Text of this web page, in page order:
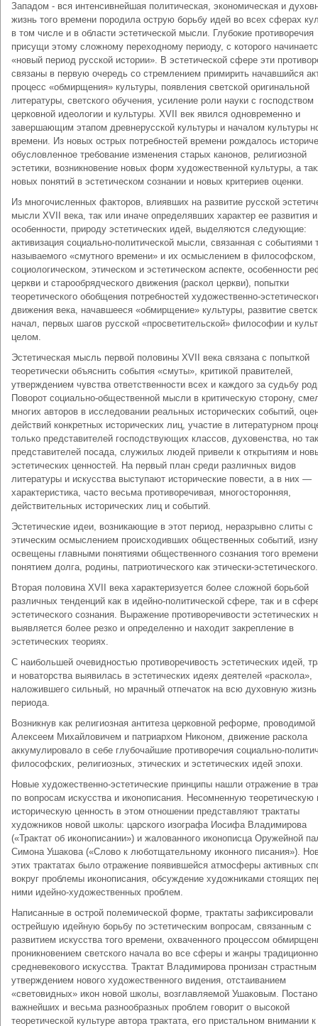
Западом - вся интенсивнейшая политическая, экономическая и
жизнь того времени породила острую борьбу идей во всех сферах
в том числе и в области эстетической мысли. Глубокие противоречия
присущи этому сложному переходному периоду, с которого
«новый период русской истории». В эстетической сфере эти
связаны в первую очередь со стремлением примирить начавшийся
процесс «обмирщения» культуры, появления светской оригинальной
литературы, светского обучения, усиление роли науки с господством
церковной идеологии и культуры. XVII век явился одновременно и
завершающим этапом древнерусской культуры и началом культуры
времени. Из новых острых потребностей времени рождалось
обусловленное требование изменения старых канонов, религиозной
эстетики, возникновение новых форм художественной культуры, а
новых понятий в эстетическом сознании и новых критериев оценки.
Из многочисленных факторов, влиявших на развитие русской
мысли XVII века, так или иначе определявших характер ее развития и
особен­ности, природу эстетических идей, выделяются следующие:
активизация социально-политической мысли, связанная с событиями
называемого «смутного времени» и их осмыслением в философском,
социологическом, этическом и эстетическом аспекте, особенности
церкви и старообрядческого движения (раскол церкви), попытки
теоретического обобщения потребностей художественно-
движения века, начавшееся «обмирщение» культуры, развитие
начал, первых шагов русской «просветительской» философии и
целом.
Эстетическая мысль первой половины XVII века связана с попыткой
теоретически объяснить события «смуты», критикой правителей,
утверждением чувства ответственности всех и каждого за судьбу
Поворот социально-общественной мысли в критическую сторону,
многих авторов в исследовании реальных исторических событий,
действий конкретных исторических лиц, участие в литературном
только представителей господствующих классов, духовенства, но
представителей посада, служилых людей привели к открытиям и
эстетических ценностей. На первый план среди различных видов
литературы и искусства выступают исто­рические повести, а в них —
характеристика, часто весьма противоречивая, многосторонняя,
действительных исторических лиц и событий.
Эстетические идеи, возникающие в этот период, неразрывно слиты с
этическим осмыслением происходивших общественных событий,
освещены главными понятиями общественного сознания того
понятием долга, родины, патриотического как этически-эстетического.
Вторая половина XVII века характеризуется более сложной борьбой
различных тенденций как в идейно-политической сфере, так и в
эстетического сознания. Выражение противоречивости эстетических
выявляется более резко и определенно и находит закрепление в
эстетических теориях.
С наибольшей очевидностью противоречивость эстетических идей,
и новаторства выявилась в эстетических идеях деятелей «раскола»,
наложившего сильный, но мрачный отпечаток на всю духовную жизнь
периода.
Возникнув как религиозная антитеза церковной реформе,
Алексеем Михайловичем и патриархом Никоном, движение раскола
аккумули­ровало в себе глубочайшие противоречия социально-
философских, религиозных, этических и эстетических идей эпохи.
Новые художественно-эстетические принципы нашли отражение в
по вопросам искусства и иконописания. Несомненную теоретическую
историче­скую ценность в этом отношении представляют трактаты
художников новой школы: царского изографа Иосифа Владимирова
(«Трактат об иконописании») и жалованного иконописца Оружейной
Симона Ушакова («Слово к люботщательному иконного писания»).
этих трактатах было отражение появившейся атмосферы активных
вокруг проблемы иконописания, обсуждение художниками стоящих
ними идейно-художественных проблем.
Написанные в острой полемической форме, трактаты зафиксировали
острейшую идейную борьбу по эстетическим вопросам, связанным с
развитием искусства того времени, охваченного процессом
проникновением светского начала во все сферы и жанры
средневекового искусства. Трактат Владимирова пронизан страстным
утверждением нового художественного видения, отстаиванием
«световидных» икон новой школы, возглавляемой Ушаковым.
важнейших и весьма разнообразных проблем говорит о высокой
теоретической культуре автора трактата, его пристальном внимании к